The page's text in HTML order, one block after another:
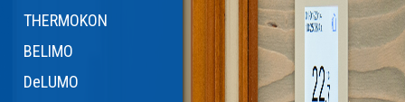
THERMOKON
BELIMO
DeLUMO